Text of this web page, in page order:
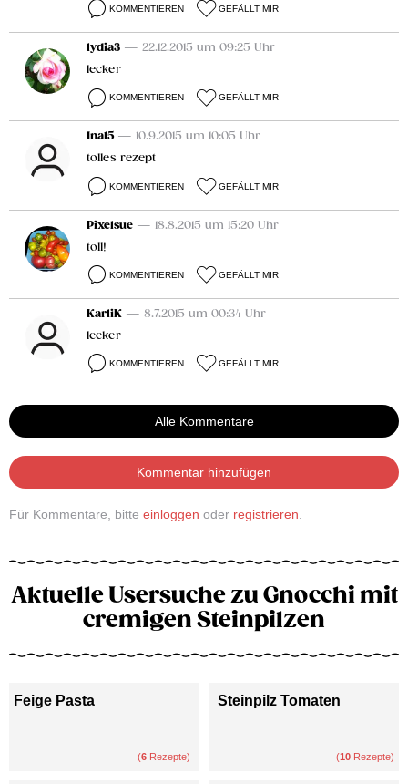
KOMMENTIEREN GEFÄLLT MIR
lydia3 — 22.12.2015 um 09:25 Uhr
lecker
KOMMENTIEREN GEFÄLLT MIR
Ina15 — 10.9.2015 um 10:05 Uhr
tolles rezept
KOMMENTIEREN GEFÄLLT MIR
Pixelsue — 18.8.2015 um 15:20 Uhr
toll!
KOMMENTIEREN GEFÄLLT MIR
KarliK — 8.7.2015 um 00:34 Uhr
lecker
KOMMENTIEREN GEFÄLLT MIR
Alle Kommentare
Kommentar hinzufügen
Für Kommentare, bitte einloggen oder registrieren
Aktuelle Usersuche zu Gnocchi mit
cremigen Steinpilzen
Feige Pasta
(6 Rezepte)
Steinpilz Tomaten
(10 Rezepte)